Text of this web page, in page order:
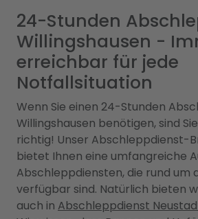
24-Stunden
Willingshausen -
erreichbar für jede
Notfallsituation
Wenn Sie einen 24-Stunden
Willingshausen benötigen, sind
richtig! Unser Abschleppdienst-
bietet Ihnen eine umfangreiche
Abschleppdiensten, die rund um
verfügbar sind. Natürlich bieten
auch in Abschleppdienst